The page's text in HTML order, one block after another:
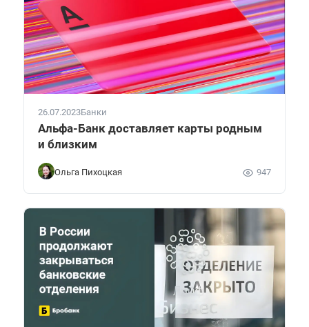
26.07.2023Банки
Альфа-Банк доставляет карты родным
и близким
Ольга Пихоцкая 947